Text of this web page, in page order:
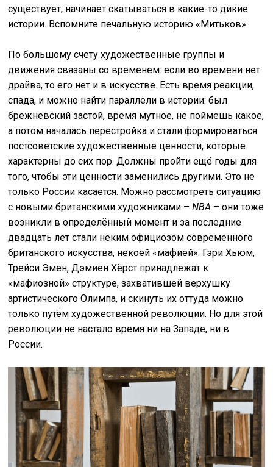
существует, начинает скатываться в какие-то дикие
истории. Вспомните печальную историю «Митьков».
По большому счету художественные группы и
движения связаны со временем: если во времени нет
драйва, то его нет и в искусстве. Есть время реакции,
спада, и можно найти параллели в истории: был
брежневский застой, время мутное, не поймешь какое,
а потом началась перестройка и стали формироваться
постсоветские художественные ценности, которые
характерны до сих пор. Должны пройти ещё годы для
того, чтобы эти ценности заменились другими. Это не
только России касается. Можно рассмотреть ситуацию
с новыми британскими художниками –NBA – они тоже
возникли в определённый момент и за последние
двадцать лет стали неким официозом современного
британского искусства, некоей «мафией». Гэри Хьюм,
Трейси Эмен, Дэмиен Хёрст принадлежат к
«мафиозной» структуре, захватившей верхушку
артистического Олимпа, и скинуть их оттуда можно
только путём художественной революции. Но для этой
революции не настало время ни на Западе, ни в
России.